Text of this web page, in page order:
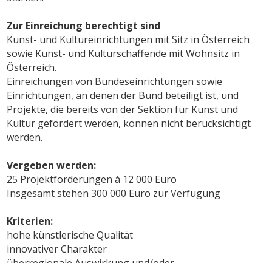
Zur Einreichung berechtigt sind
Kunst- und Kultureinrichtungen mit Sitz in Österreich
sowie Kunst- und Kulturschaffende mit Wohnsitz in
Österreich.
Einreichungen von Bundeseinrichtungen sowie
Einrichtungen, an denen der Bund beteiligt ist, und
Projekte, die bereits von der Sektion für Kunst und
Kultur gefördert werden, können nicht berücksichtigt
werden.
Vergeben werden:
25 Projektförderungen à 12 000 Euro
Insgesamt stehen 300 000 Euro zur Verfügung
Kriterien:
hohe künstlerische Qualität
innovativer Charakter